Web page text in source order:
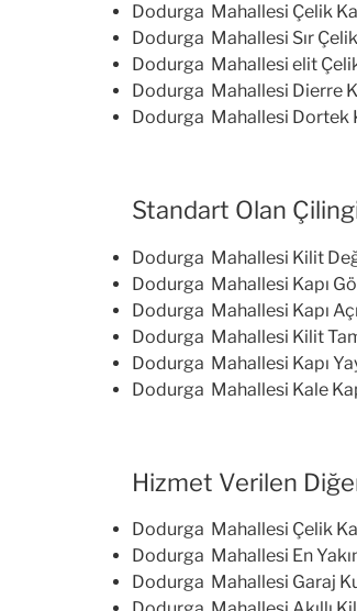
Dodurga Mahallesi Çelik
Dodurga Mahallesi Sır
Dodurga Mahallesi elit
Dodurga Mahallesi Dierre
Dodurga Mahallesi Dortek
Standart Olan
Dodurga Mahallesi Kilit
Dodurga Mahallesi Kapı
Dodurga Mahallesi Kapı
Dodurga Mahallesi Kilit
Dodurga Mahallesi Kapı
Dodurga Mahallesi Kale
Hizmet Verilen
Dodurga Mahallesi Çelik
Dodurga Mahallesi En
Dodurga Mahallesi Garaj